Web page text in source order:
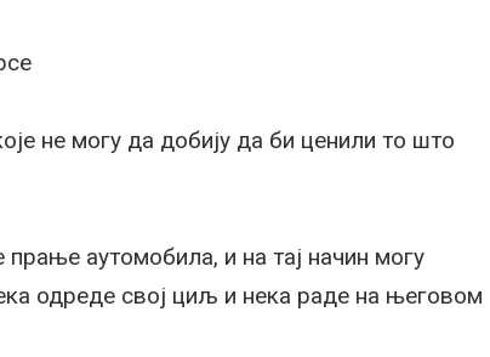
не могу да добију да би ценили то што
аутомобила, и на тај начин могу
одреде свој циљ и нека раде на његовом